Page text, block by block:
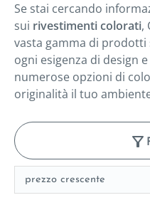
Se stai cercando
sui rivestimenti colorati,
vasta gamma di
ogni esigenza di design
numerose opzioni di
originalità il tuo
filter_alt